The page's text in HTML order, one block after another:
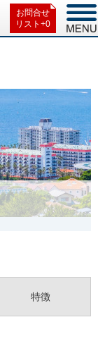
お問合せ
リスト+0
特徴